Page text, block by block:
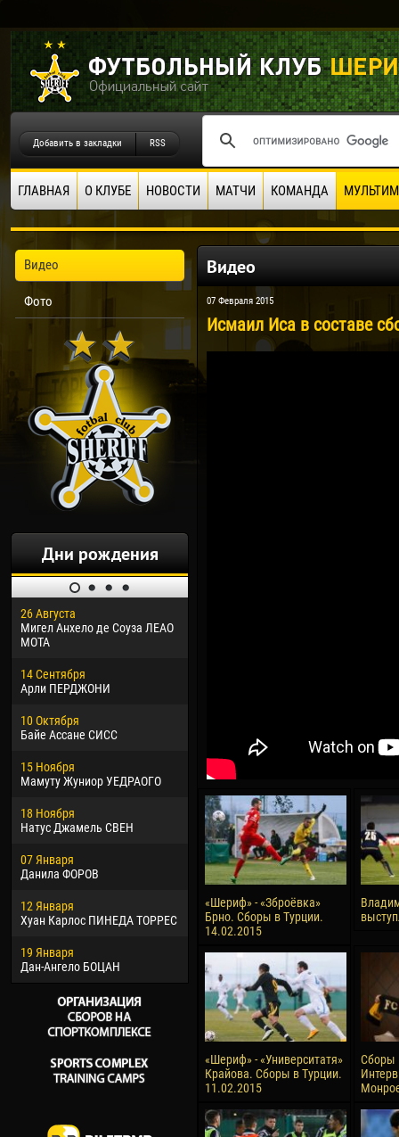
Добавить в закладки RSS
ГЛАВНАЯ О КЛУБЕ НОВОСТИ МАТЧИ КОМАНДА
Видео
Фото
Дни рождения
26 Августа
Мигел Анхело де Соуза ЛЕАО
МОТА
14 Сентября
Арли ПЕРДЖОНИ
10 Октября
Байе Ассане СИСС
15 Ноября
Мамуту Жуниор УЕДРАОГО
18 Ноября
Натус Джамель СВЕН
07 Января
Данила ФОРОВ
12 Января
Хуан Карлос ПИНЕДА ТОРРЕС
19 Января
Дан-Ангело БОЦАН
Эммануэль АФЕТСЕ
20 Марта
Хайдер Морено АСПРИЛЬЯ
22 Марта
Самба КОНЕ
Витор Уго Морайс де
ОЛИВЕЙРА
28 Марта
Раи ЛОПЕС ДЕ ОЛИВЕЙРА
15
28
Видео
07 Февраля 2015
Исмаил Иса в составе
«Шериф» - «Зброёвка»
Брно. Сборы в Турции.
14.02.2015
«Шериф» - «Университатя»
Крайова. Сборы в Турции.
11.02.2015
Сборы